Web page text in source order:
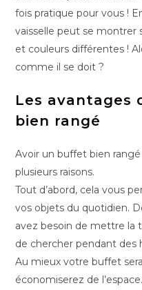
fois pratique pour vous !
vaisselle peut se montrer
et couleurs différentes !
comme il se doit ?
Les avantages
bien rangé
Avoir un buffet bien
plusieurs raisons.
Tout d’abord, cela vous
vos objets du quotidien.
avez besoin de mettre la
de chercher pendant des
Au mieux votre buffet
économiserez de